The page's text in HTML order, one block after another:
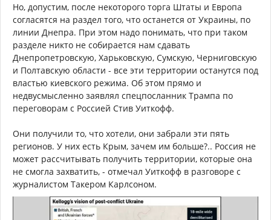
Но, допустим, после некоторого торга Штаты и Европа
согласятся на раздел того, что останется от Украины, по
линии Днепра. При этом надо понимать, что при таком
разделе никто не собирается нам сдавать
Днепропетровскую, Харьковскую, Сумскую, Черниговскую
и Полтавскую области - все эти территории останутся под
властью киевского режима. Об этом прямо и
недвусмысленно заявлял спецпосланник Трампа по
переговорам с Россией Стив Уиткофф.
Они получили то, что хотели, они забрали эти пять
регионов. У них есть Крым, зачем им больше?.. Россия не
может рассчитывать получить территории, которые она
не смогла захватить, - отмечал Уиткофф в разговоре с
журналистом Такером Карлсоном.